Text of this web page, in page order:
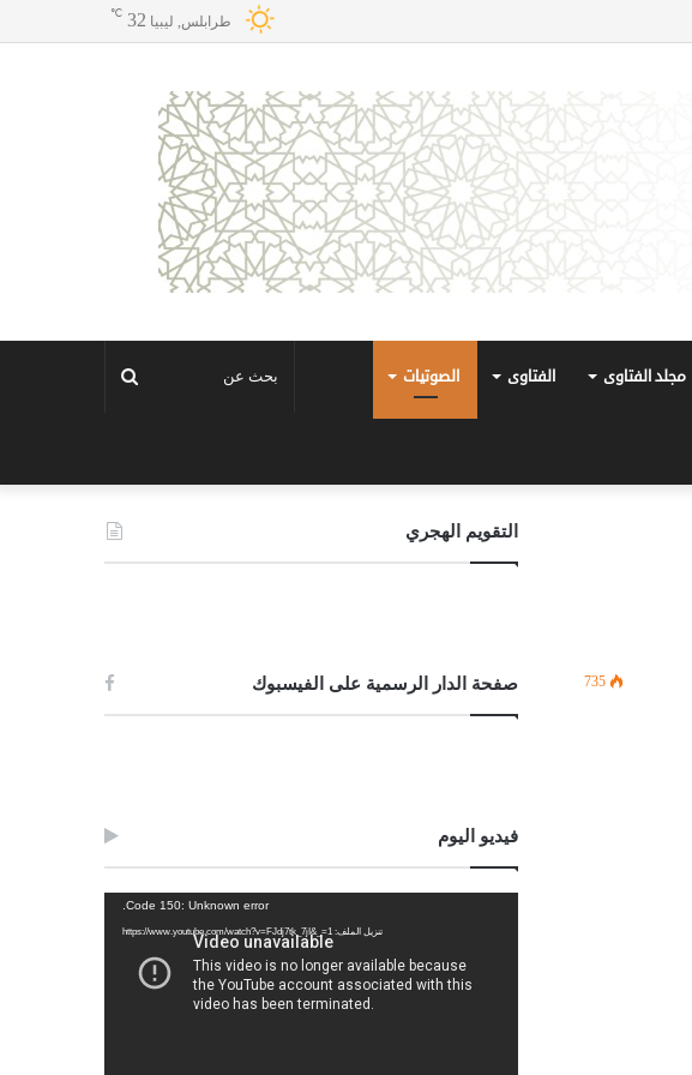
طرابلس, ليبيا 32
℃
مجلد الفتاوى الفتاوى الصوتيات
735
التقويم الهجري
صفحة الدار الرسمية على الفيسبوك
فيديو اليوم
Code 150: Unknown error.
تنزيل الملف: https://www.youtube.com/watch?v=FJdj7tk_7jI&_=1